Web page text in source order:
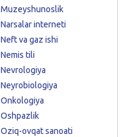
Muzeyshunoslik
Narsalar interneti
Neft va gaz ishi
Nemis tili
Nevrologiya
Neyrobiologiya
Onkologiya
Oshpazlik
Oziq-ovqat sanoati